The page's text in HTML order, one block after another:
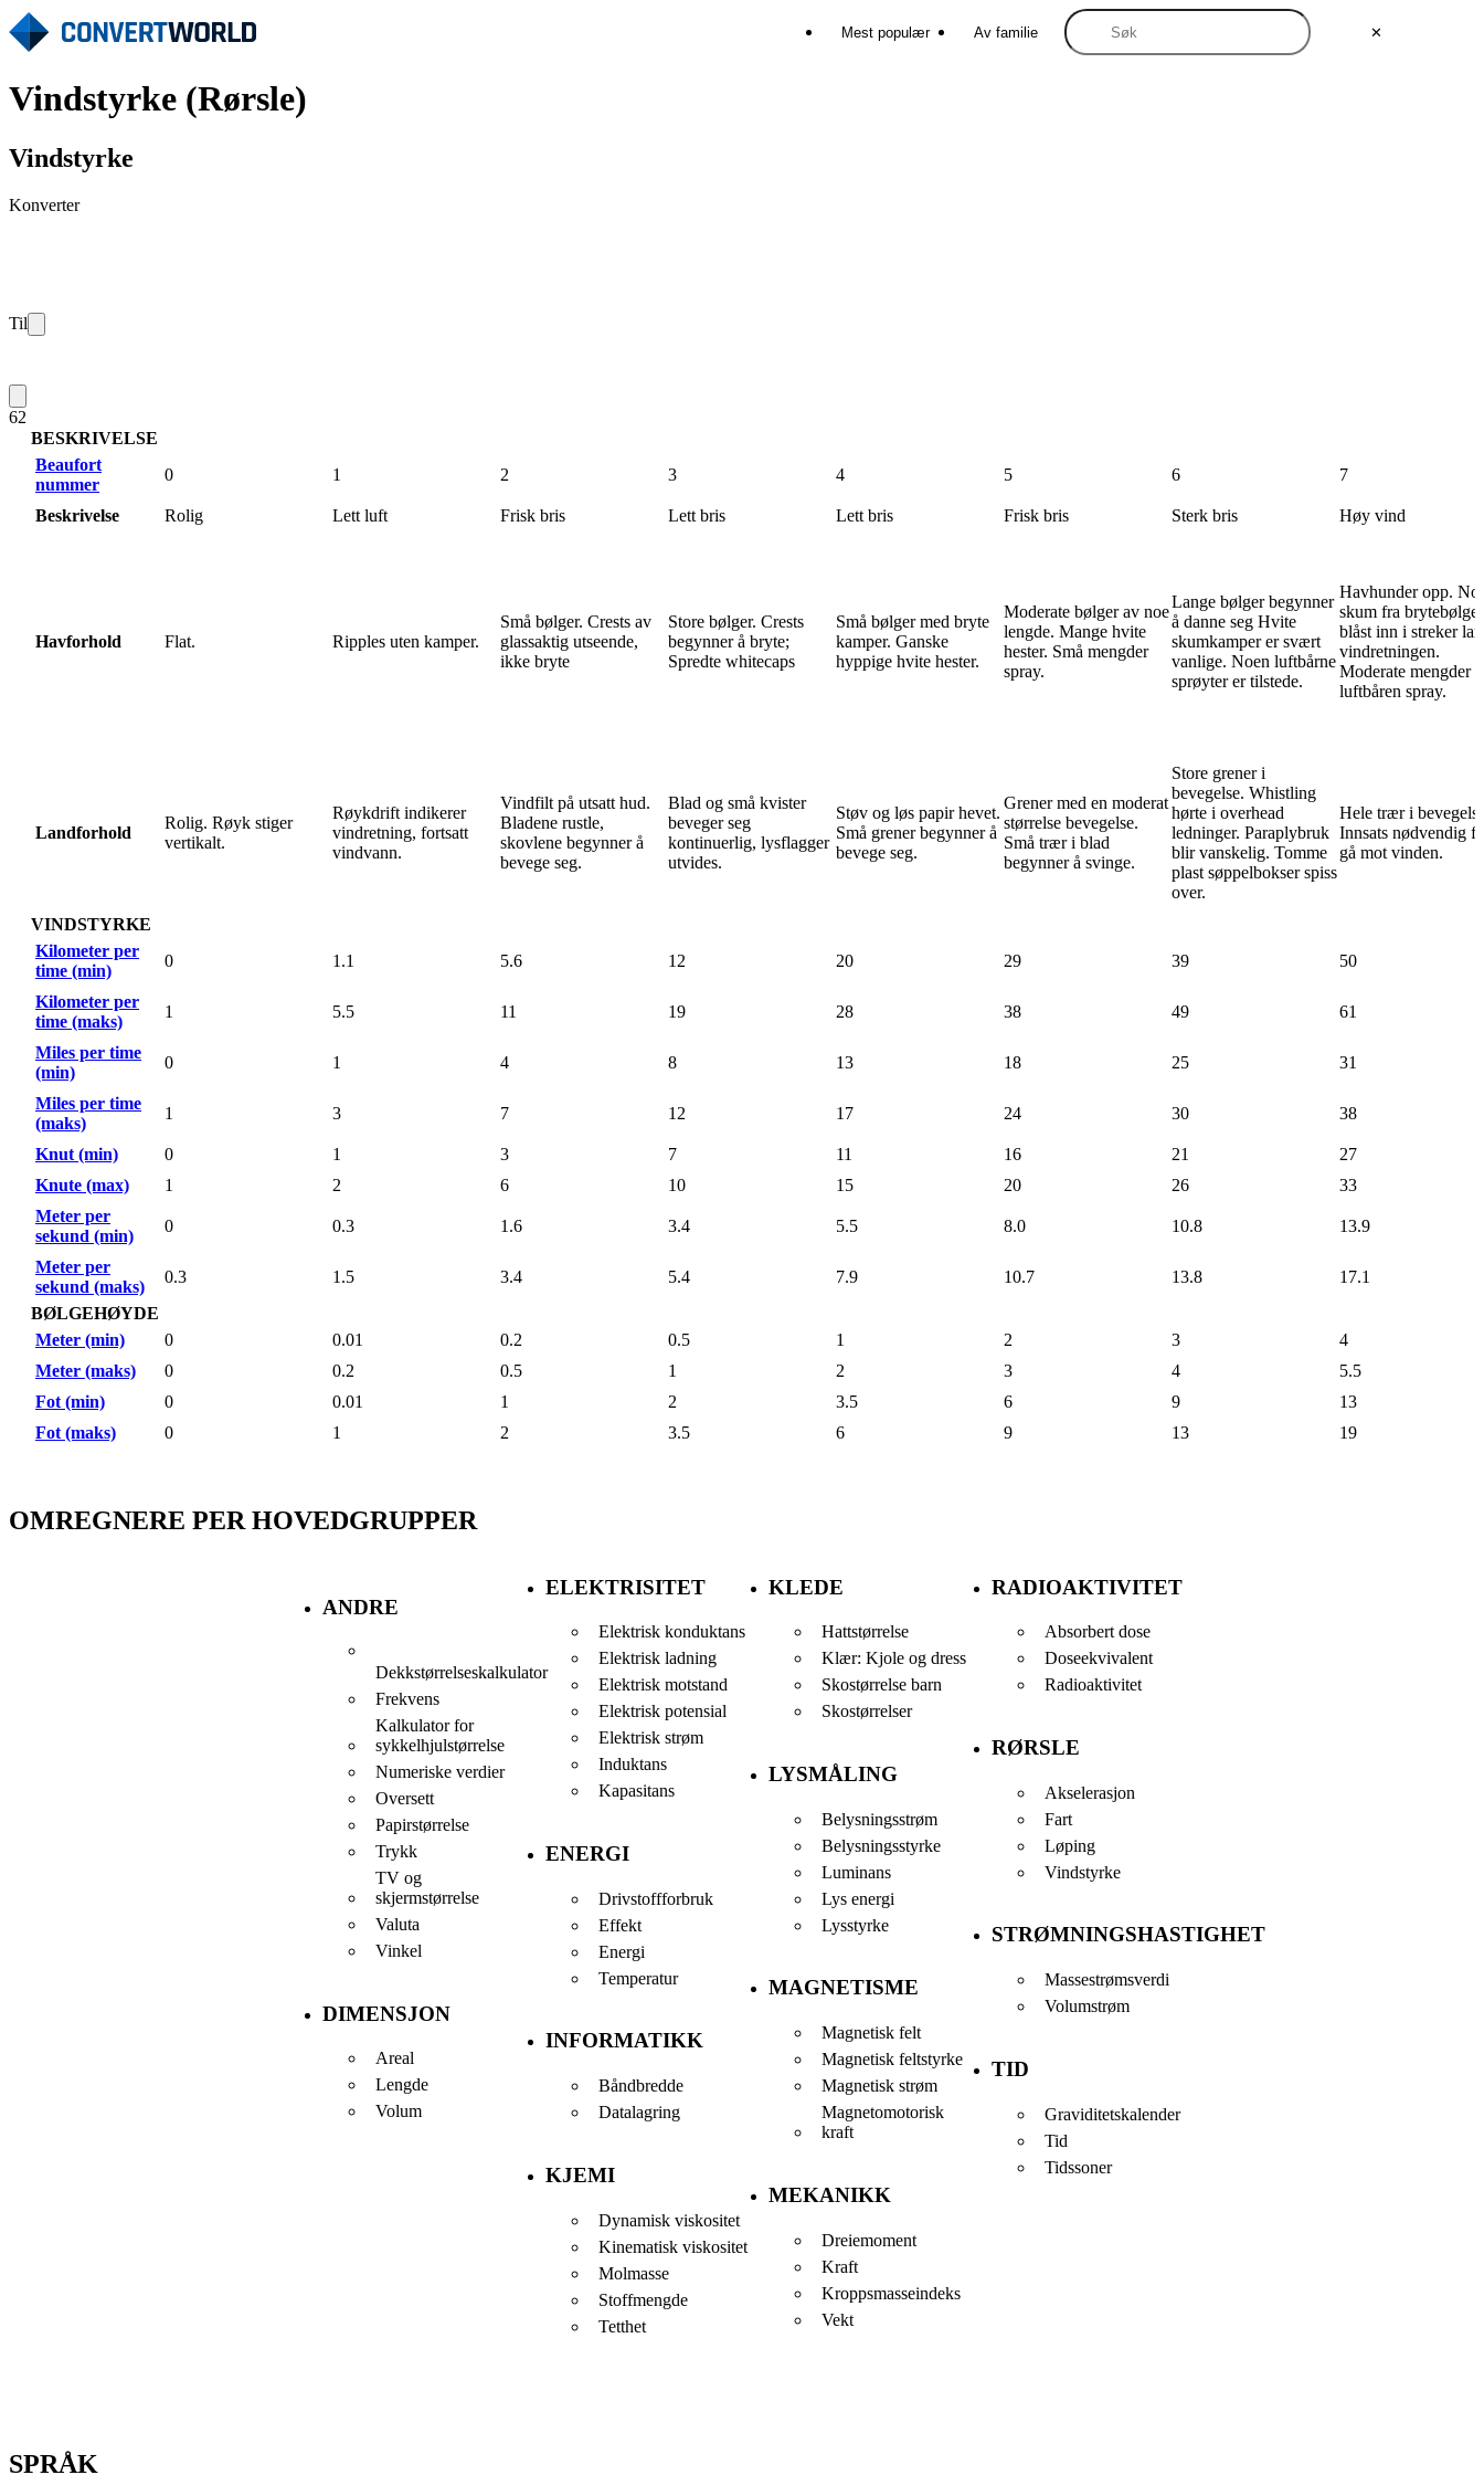
✕
Mest populær Av familie
Vindstyrke (Rørsle)
Vindstyrke
Konverter
Til
62
BESKRIVELSE
Beaufort
nummer
0 1 2 3 4 5 6 7
Beskrivelse Rolig Lett luft Frisk bris Lett bris Lett bris Frisk bris Sterk bris Høy vind
Havforhold Flat. Ripples uten kamper.
Små bølger. Crests av
glassaktig utseende,
ikke bryte
Store bølger. Crests
begynner å bryte;
Spredte whitecaps
Små bølger med bryte
kamper. Ganske
hyppige hvite hester.
Moderate bølger av noe
lengde. Mange hvite
hester. Små mengder
spray.
Lange bølger begynner
å danne seg Hvite
skumkamper er svært
vanlige. Noen luftbårne
sprøyter er tilstede.
Havhunder opp.
skum fra
blåst inn i streker
vindretningen.
Moderate mengder
luftbåren spray.
Landforhold
Rolig. Røyk stiger
vertikalt.
Røykdrift indikerer
vindretning, fortsatt
vindvann.
Vindfilt på utsatt hud.
Bladene rustle,
skovlene begynner å
bevege seg.
Blad og små kvister
beveger seg
kontinuerlig, lysflagger
utvides.
Støv og løs papir hevet.
Små grener begynner å
bevege seg.
Grener med en moderat
størrelse bevegelse.
Små trær i blad
begynner å svinge.
Store grener i
bevegelse. Whistling
hørte i overhead
ledninger. Paraplybruk
blir vanskelig. Tomme
plast søppelbokser spiss
over.
Hele trær i
Innsats nødvendig
gå mot vinden.
VINDSTYRKE
Kilometer per
time (min)
0 1.1 5.6 12 20 29 39 50
Kilometer per
time (maks)
1 5.5 11 19 28 38 49 61
Miles per time
(min)
0 1 4 8 13 18 25 31
Miles per time
(maks)
1 3 7 12 17 24 30 38
Knut (min) 0 1 3 7 11 16 21
27
Knute (max)
1 2 6 10 15 20 26
33
Meter per
sekund (min)
0 0.3 1.6 3.4 5.5 8.0 10.8 13.9
Meter per
sekund (maks)
0.3 1.5 3.4 5.4 7.9 10.7 13.8
17.1
BØLGEHØYDE
Meter (min)
0 0.01 0.2 0.5 1 2 3
4
Meter (maks)
0 0.2 0.5 1 2 3 4
5.5
Fot (min)
0 0.01 1 2 3.5 6 9
13
Fot (maks)
0 1 2 3.5 6 9 13 19
OMREGNERE PER HOVEDGRUPPER
ANDRE
Dekkstørrelseskalkulator
Frekvens
Kalkulator for
sykkelhjulstørrelse
Numeriske verdier
Oversett
Papirstørrelse
Trykk
TV og
skjermstørrelse
Valuta
Vinkel
DIMENSJON
Areal
Lengde
Volum
ELEKTRISITET
Elektrisk konduktans
Elektrisk ladning
Elektrisk motstand
Elektrisk potensial
Elektrisk strøm
Induktans
Kapasitans
ENERGI
Drivstoffforbruk
Effekt
Energi
Temperatur
INFORMATIKK
Båndbredde
Datalagring
KJEMI
Dynamisk viskositet
Kinematisk viskositet
Molmasse
Stoffmengde
Tetthet
KLEDE
Hattstørrelse
Klær: Kjole og dress
Skostørrelse barn
Skostørrelser
LYSMÅLING
Belysningsstrøm
Belysningsstyrke
Luminans
Lys energi
Lysstyrke
MAGNETISME
Magnetisk felt
Magnetisk feltstyrke
Magnetisk strøm
Magnetomotorisk
kraft
MEKANIKK
Dreiemoment
Kraft
Kroppsmasseindeks
Vekt
RADIOAKTIVITET
Absorbert dose
Doseekvivalent
Radioaktivitet
RØRSLE
Akselerasjon
Fart
Løping
Vindstyrke
STRØMNINGSHASTIGHET
Massestrømsverdi
Volumstrøm
TID
Graviditetskalender
Tid
Tidssoner
SPRÅK